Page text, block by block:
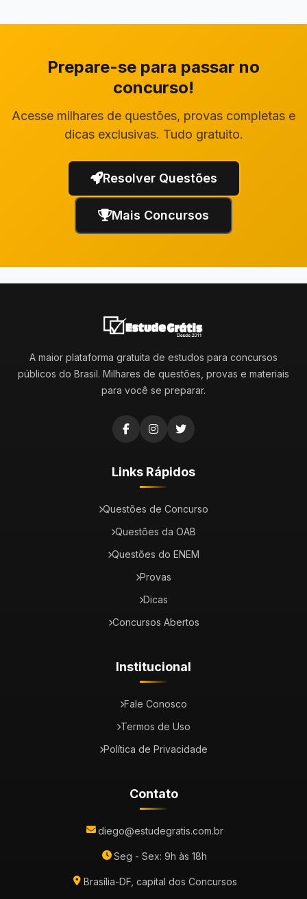
Prepare-se para passar no
concurso!
Acesse milhares de questões, provas completas e
dicas exclusivas. Tudo gratuito.
Resolver Questões
Mais Concursos
A maior plataforma gratuita de estudos para concursos
públicos do Brasil. Milhares de questões, provas e materiais
para você se preparar.
Links Rápidos
Questões de Concurso
Questões da OAB
Questões do ENEM
Provas
Dicas
Concursos Abertos
Institucional
Fale Conosco
Termos de Uso
Política de Privacidade
Contato
diego@estudegratis.com.br
Seg - Sex: 9h às 18h
Brasília-DF, capital dos Concursos